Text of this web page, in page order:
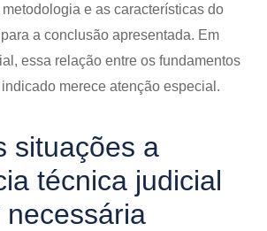
e as características do
a conclusão apresentada. Em
essa relação entre os fundamentos
merece atenção especial.
situações a
técnica judicial
necessária